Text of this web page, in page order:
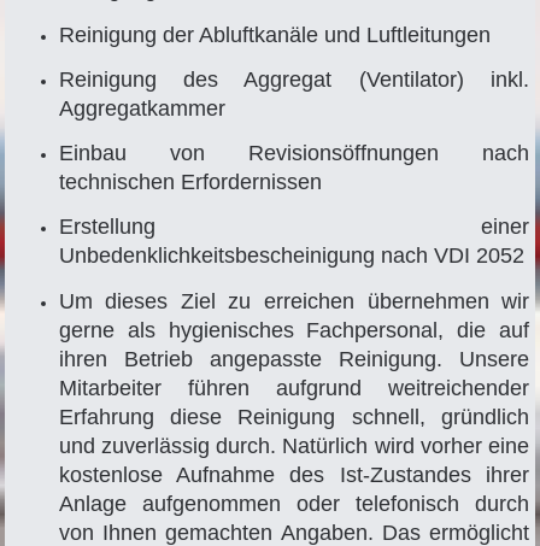
Reinigung der Abluftkanäle und Luftleitungen
Reinigung des Aggregat (Ventilator) inkl.
Aggregatkammer
Einbau von Revisionsöffnungen nach
technischen Erfordernissen
Erstellung einer
Unbedenklichkeitsbescheinigung nach VDI 2052
Um dieses Ziel zu erreichen übernehmen wir
gerne als hygienisches Fachpersonal, die auf
ihren Betrieb angepasste Reinigung. Unsere
Mitarbeiter führen aufgrund weitreichender
Erfahrung diese Reinigung schnell, gründlich
und zuverlässig durch. Natürlich wird vorher eine
kostenlose Aufnahme des Ist-Zustandes ihrer
Anlage aufgenommen oder telefonisch durch
von Ihnen gemachten Angaben. Das ermöglicht